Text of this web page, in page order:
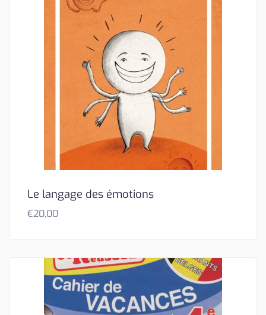
Le langage des émotions
€20,00